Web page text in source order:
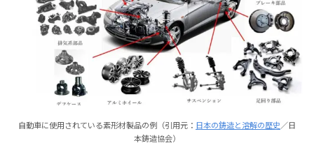
自動車に使用されている素形材製品の例（引用元： 日本の鋳造と溶解の歴史／日
本鋳造協会）